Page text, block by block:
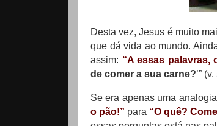
Desta vez, Jesus é muito
que dá vida ao mundo.
assim: “A essas palavras,
de comer a sua carne?’”
Se era apenas uma
o pão!” para “O quê?